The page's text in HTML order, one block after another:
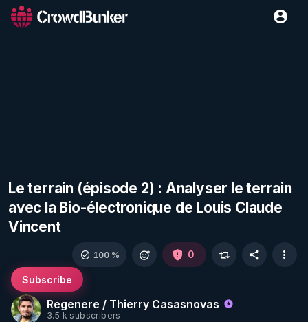
Le terrain (épisode 2) : Analyser le terrain
avec la Bio-électronique de Louis Claude
Vincent
Regenere / Thierry Casasnovas
3.5 k subscribers
Subscribe
100 % 0